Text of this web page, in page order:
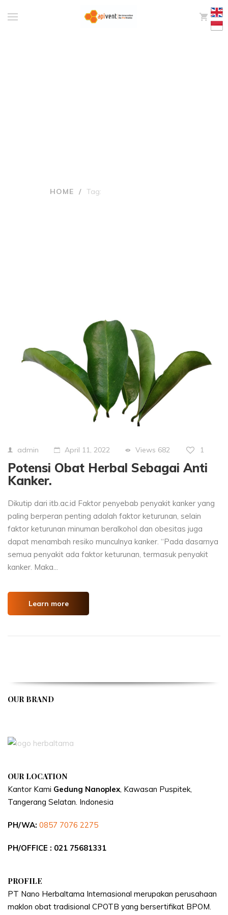
0
HOME / Tag:
admin April 11, 2022 Views 682 1
Potensi Obat Herbal Sebagai Anti
Kanker.
Dikutip dari itb.ac.id Faktor penyebab penyakit kanker yang
paling berperan penting adalah faktor keturunan, selain
faktor keturunan minuman beralkohol dan obesitas juga
dapat menambah resiko munculnya kanker. “Pada dasarnya
semua penyakit ada faktor keturunan, termasuk penyakit
kanker. Maka...
Learn more
OUR BRAND
OUR LOCATION
Kantor Kami Gedung Nanoplex , Kawasan Puspitek,
Tangerang Selatan. Indonesia
PH/WA: 0857 7076 2275
PH/OFFICE : 021 75681331
PROFILE
PT Nano Herbaltama Internasional merupakan perusahaan
maklon obat tradisional CPOTB yang bersertifikat BPOM.